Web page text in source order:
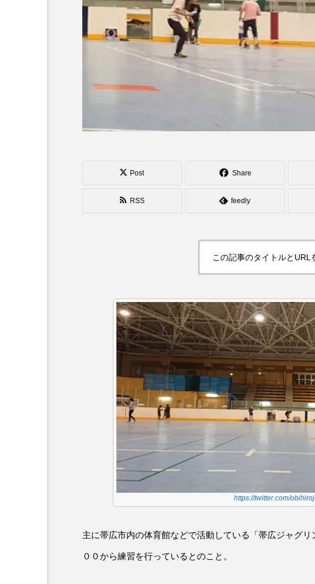
北海道 東北 関東 中部
Post Share
RSS feedly
この記事のタイトルとURL
https://twitter.com/
主に帯広市内の体育館などで活動している「帯広ジャグ
００から練習を行っているとのこと。